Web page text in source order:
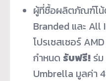
ผู้ที่ซื้อผลิตภัณฑ์โ
Branded และ All
โปรเซสเซอร์
กำหนด รับฟรี!ร่ม
Umbrella มูลค่า